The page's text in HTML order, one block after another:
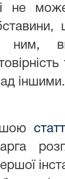
не
ним,
іншими.